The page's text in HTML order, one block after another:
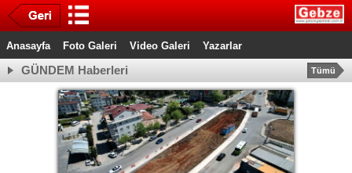
Anasayfa Foto Galeri Video Galeri Yazarlar
GÜNDEM Haberleri Tümü